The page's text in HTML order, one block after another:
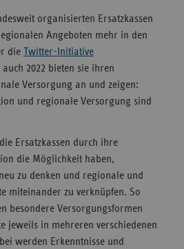
organisierten Ersatzkassen
Angeboten mehr in den
die Twitter-Initiative
auch 2022 bieten sie ihren
Versorgung an und zeigen:
und regionale Versorgung sind
Ersatzkassen durch ihre
die Möglichkeit haben,
zu denken und regionale und
miteinander zu verknüpfen. So
besondere Versorgungsformen
jeweils in mehreren verschiedenen
werden Erkenntnisse und